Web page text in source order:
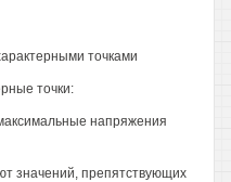
точками
точки:
напряжения
значений, препятствующих